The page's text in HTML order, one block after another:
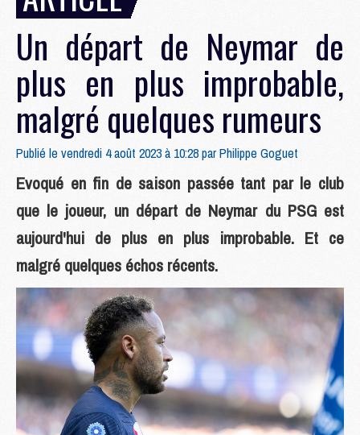
Un départ de Neymar de
plus en plus improbable,
malgré quelques rumeurs
Publié le vendredi 4 août 2023 à 10:28 parPhilippe Goguet
Evoqué en fin de saison passée tant par le club
que le joueur, un départ de Neymar du PSG est
aujourd'hui de plus en plus improbable. Et ce
malgré quelques échos récents.